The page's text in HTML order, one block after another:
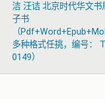
洁 汪诘 北京时代华文书
子书
（
多种格式任挑，编号：
0149）